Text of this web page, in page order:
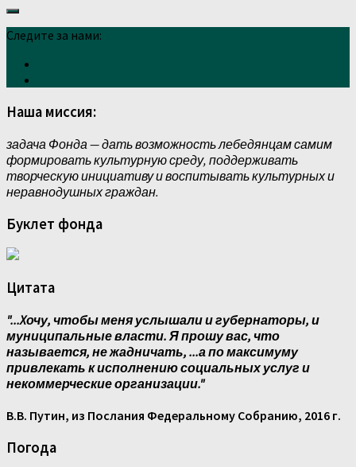
Следите за нами:
Наша миссия:
задача Фонда — дать возможность лебедянцам самим
формировать культурную среду, поддерживать
творческую инициативу и воспитывать культурных и
неравнодушных граждан.
Буклет фонда
Цитата
"...Xочу, чтобы меня услышали и губернаторы, и
муниципальные власти. Я прошу вас, что
называется, не жадничать, ...а по максимуму
привлекать к исполнению социальных услуг и
некоммерческие организации."
В.В. Путин, из Послания Федеральному Собранию, 2016 г.
Погода